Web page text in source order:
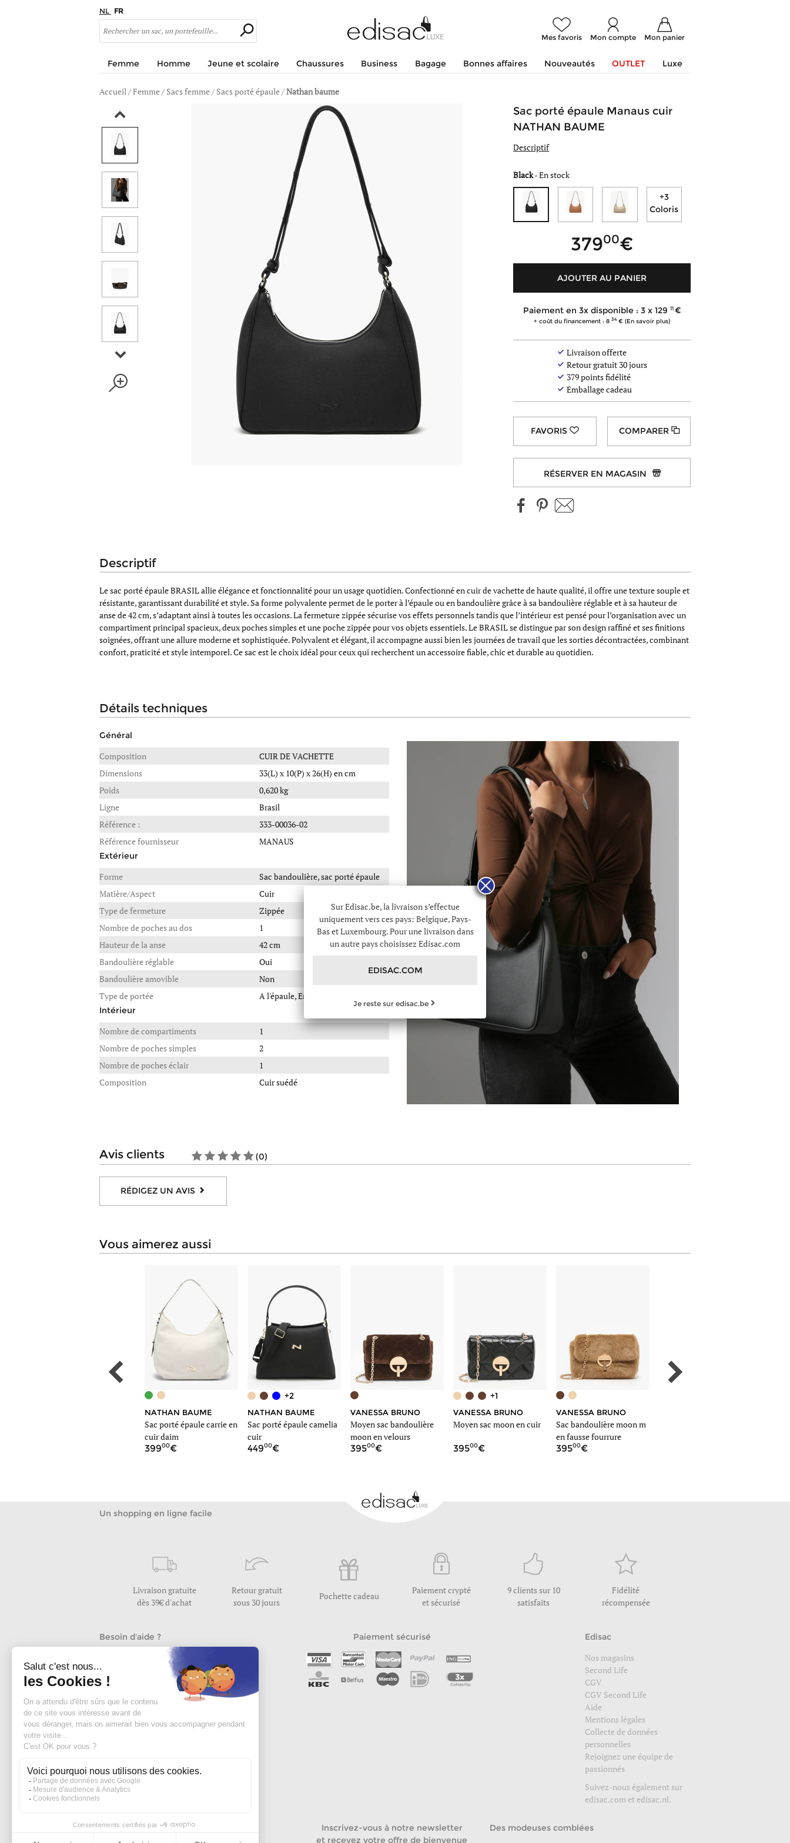
NL FR
Mes favoris Mon compte Mon panier
Femme Homme Jeune et scolaire Chaussures Business Bagage Bonnes affaires Nouveautés OUTLET Luxe
Accueil/Femme/ Sacs femme/ Sacs porté épaule/Nathan baume
Sac porté épaule Manaus cuir
NATHAN BAUME
Descriptif
Black-En stock
+3
Coloris
37900
AJOUTER AU PANIER
Paiement en 3x disponible : 3 x 129 11
+ coût du financement : 834 (En savoir plus)
Livraison offerte
Retour gratuit 30 jours
379points fidélité
Emballage cadeau
COMPARER
RÉSERVER EN MAGASIN
descriptif
Le sac porté épaule BRASIL allie élégance et fonctionnalité pour un usage quotidien. Confectionné en cuir de vachette de haute qualité, il offre une texture souple et
résistante, garantissant durabilité et style. Sa forme polyvalente permet de le porter à l’épaule ou en bandoulière grâce à sa bandoulière réglable et à sa hauteur de
anse de 42 cm, s’adaptant ainsi à toutes les occasions. La fermeture zippée sécurise vos effets personnels tandis que l’intérieur est pensé pour l’organisation avec un
compartiment principal spacieux, deux poches simples et une poche zippée pour vos objets essentiels. Le BRASIL se distingue par son design raffiné et ses finitions
soignées, offrant une allure moderne et sophistiquée. Polyvalent et élégant, il accompagne aussi bien les journées de travail que les sorties décontractées, combinant
confort, praticité et style intemporel. Ce sac est le choix idéal pour ceux qui recherchent un accessoire fiable, chic et durable au quotidien.
détails techniques
Général
Composition
CUIR DE VACHETTE
Dimensions
33(L) x 10(P) x 26(H) en cm
Poids
0,620 kg
Ligne
Brasil
Référence :
333-00036-02
Référence fournisseur
MANAUS
Extérieur
Forme
Sac bandoulière, sac porté épaule
Matière/Aspect
Cuir
Type de fermeture
Zippée
Nombre de poches au dos
1
Hauteur de la anse
42 cm
Bandoulière réglable
Oui
Bandoulière amovible
Non
Type de portée
A l'épaule, En bandoulière
Intérieur
Nombre de compartiments
1
Nombre de poches simples
2
Nombre de poches éclair
1
Composition
Cuir suédé
avis clients (0)
RÉDIGEZ UN AVIS
vous aimerez aussi
NATHAN BAUME
Sac porté épaule carrie en
cuir daim
39900
+2
NATHAN BAUME
Sac porté épaule camelia
cuir
44900
VANESSA BRUNO
Moyen sac bandoulière
moon en velours
39500
+1
VANESSA BRUNO
Moyen sac moon en cuir
39500
VANESSA BRUNO
Sac bandoulière moon m
en fausse fourrure
39500
Un shopping en ligne facile
Livraison gratuite
dès 39€ d'achat
Retour gratuit
sous 30 jours
Pochette cadeau
Paiement crypté
et sécurisé
9 clients sur 10
satisfaits
Fidélité
récompensée
Besoin d'aide ?
Nous répondons à vos questions
du lundi au vendredi de 9h30 à 17h
Nous contacter
Paiement sécurisé Edisac
Nos magasins
Second Life
CGV
CGV Second Life
Aide
Mentions légales
Collecte de données
personnelles
Rejoignez une équipe de
passionnés
Suivez-nous également sur
edisac.cometedisac.nl.
Rejoignez la communauté edisac :
Inscrivez-vous à notre newsletter
et recevez votre offre de bienvenue
Des modeuses comblées
Sur Edisac.be, la livraison s’effectue
uniquement vers ces pays: Belgique, Pays-
Bas et Luxembourg. Pour une livraison dans
un autre pays choisissez Edisac.com
EDISAC.COM
Je reste sur edisac.be